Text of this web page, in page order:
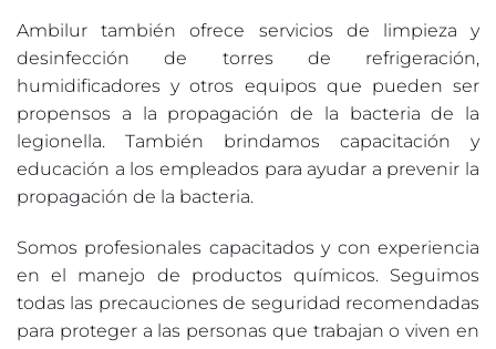
Ambilur también ofrece servicios de limpieza y
desinfección de torres de refrigeración,
humidificadores y otros equipos que pueden ser
propensos a la propagación de la bacteria de la
legionella. También brindamos capacitación y
educación a los empleados para ayudar a prevenir la
propagación de la bacteria.
Somos profesionales capacitados y con experiencia
en el manejo de productos químicos. Seguimos
todas las precauciones de seguridad recomendadas
para proteger a las personas que trabajan o viven en